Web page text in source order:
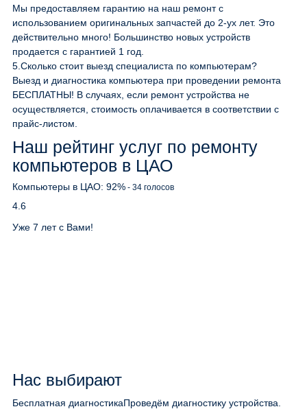
Мы предоставляем гарантию на наш ремонт с
использованием оригинальных запчастей до 2-ух лет. Это
действительно много! Большинство новых устройств
продается с гарантией 1 год.
5. Сколько стоит выезд специалиста по компьютерам?
Выезд и диагностика компьютера при проведении ремонта
БЕСПЛАТНЫ! В случаях, если ремонт устройства не
осуществляется, стоимость оплачивается в соответствии с
прайс-листом.
Наш рейтинг услуг по ремонту
компьютеров в ЦАО
Компьютеры в ЦАО: 92% - 34 голосов
4.6
Уже 7 лет с Вами!
Нас выбирают
Бесплатная диагностикаПроведём диагностику устройства.